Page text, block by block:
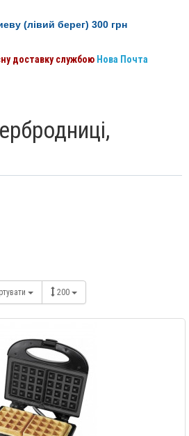
(лівий берег) 300 грн
доставку службою Нова Почта
200